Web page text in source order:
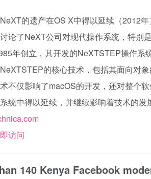
NeXT的遗产在OS X中得以延续（2012年
讨论了NeXT公司对现代操作系统，特
年创立，其开发的NeXTSTEP操作
的核心技术，包括其面向对
不仅影响了macOS的开发，还对整个
统中得以延续，并继续影响着技术的发
访问
140 Kenya Facebook